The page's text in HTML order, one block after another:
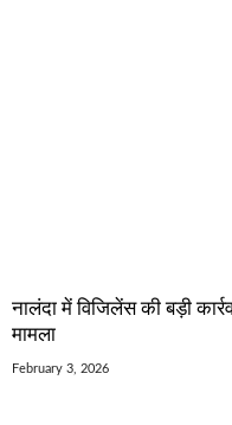
नालंदा में विजिलेंस की बड़ी
मामला
February 3, 2026